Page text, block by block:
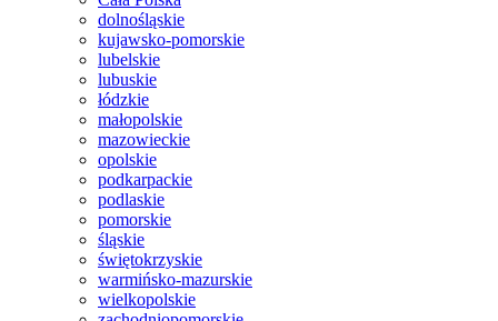
dolnośląskie
kujawsko-pomorskie
lubelskie
lubuskie
łódzkie
małopolskie
mazowieckie
opolskie
podkarpackie
podlaskie
pomorskie
śląskie
świętokrzyskie
warmińsko-mazurskie
wielkopolskie